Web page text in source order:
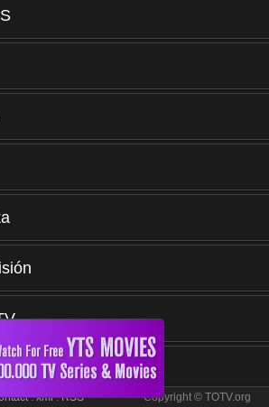
.xml.RSS Copyright © TOTV.org